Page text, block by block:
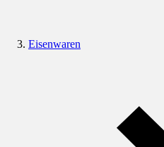
Eisenwaren